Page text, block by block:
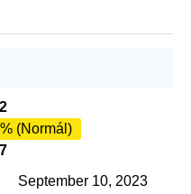
(Normál)
September 10, 2023